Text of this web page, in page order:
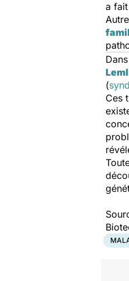
a
(
Ces